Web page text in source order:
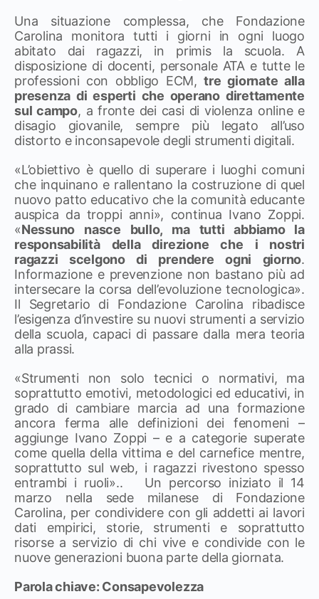
Una situazione complessa, che Fondazione
Carolina monitora tutti i giorni in ogni luogo
abitato dai ragazzi, in primis la scuola. A
disposizione di docenti, personale ATA e tutte le
professioni con obbligo ECM,tre giornate alla
presenza di esperti che operano direttamente
sul campo, a fronte dei casi di violenza online e
disagio giovanile, sempre più legato all’uso
distorto e inconsapevole degli strumenti digitali.
«L’obiettivo è quello di superare i luoghi comuni
che inquinano e rallentano la costruzione di quel
nuovo patto educativo che la comunità educante
auspica da troppi anni», continua Ivano Zoppi.
«Nessuno nasce bullo, ma tutti abbiamo la
responsabilità della direzione che i nostri
ragazzi scelgono di prendere ogni giorno.
Informazione e prevenzione non bastano più ad
intersecare la corsa dell’evoluzione tecnologica».
Il Segretario di Fondazione Carolina ribadisce
l’esigenza d’investire su nuovi strumenti a servizio
della scuola, capaci di passare dalla mera teoria
alla prassi.
«Strumenti non solo tecnici o normativi, ma
soprattutto emotivi, metodologici ed educativi, in
grado di cambiare marcia ad una formazione
ancora ferma alle definizioni dei fenomeni –
aggiunge Ivano Zoppi – e a categorie superate
come quella della vittima e del carnefice mentre,
soprattutto sul web, i ragazzi rivestono spesso
entrambi i ruoli».. Un percorso iniziato il 14
marzo nella sede milanese di Fondazione
Carolina, per condividere con gli addetti ai lavori
dati empirici, storie, strumenti e soprattutto
risorse a servizio di chi vive e condivide con le
nuove generazioni buona parte della giornata.
Parola chiave: Consapevolezza